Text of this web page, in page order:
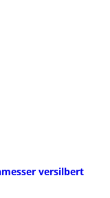
versilbert